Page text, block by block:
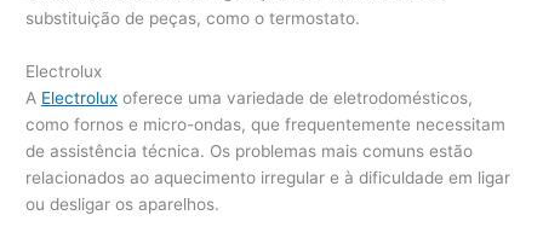
substituição de peças, como o termostato.
Electrolux
A Electrolux oferece uma variedade de eletrodomésticos,
como fornos e micro-ondas, que frequentemente necessitam
de assistência técnica. Os problemas mais comuns estão
relacionados ao aquecimento irregular e à dificuldade em ligar
ou desligar os aparelhos.